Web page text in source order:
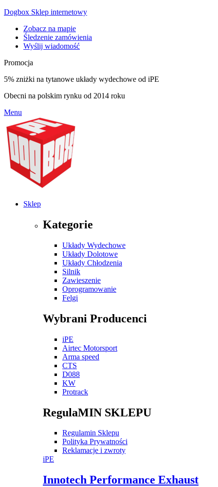
Dogbox Sklep internetowy
Zobacz na mapie
Śledzenie zamówienia
Wyślij wiadomość
Promocja
5% zniżki na tytanowe układy wydechowe od iPE
Obecni na polskim rynku od 2014 roku
Menu
Sklep
Kategorie
Układy Wydechowe
Układy Dolotowe
Układy Chłodzenia
Silnik
Zawieszenie
Oprogramowanie
Felgi
Wybrani Producenci
iPE
Airtec Motorsport
Arma speed
CTS
D088
KW
Protrack
RegulaMIN SKLEPU
Regulamin Sklepu
Polityka Prywatności
Reklamacje i zwroty
iPE
Innotech Performance Exhaust